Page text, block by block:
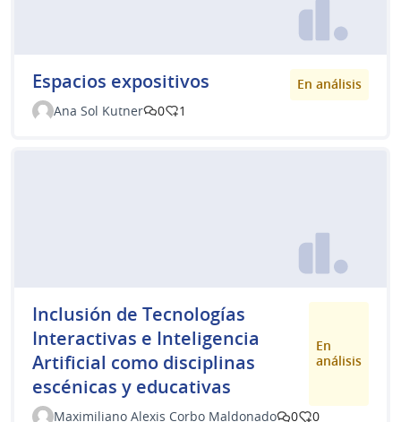
Espacios expositivos
En análisis
Ana Sol Kutner
0 1
Inclusión de Tecnologías
Interactivas e Inteligencia
Artificial como disciplinas
escénicas y educativas
En
análisis
Maximiliano Alexis Corbo Maldonado 0 0